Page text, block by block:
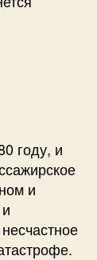
году, и
и